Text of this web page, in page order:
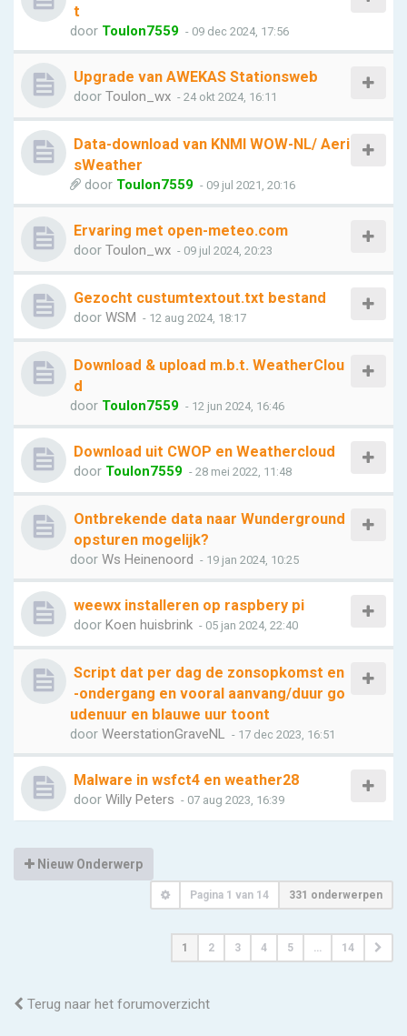
t
door Toulon7559 - 09 dec 2024, 17:56
Upgrade van AWEKAS Stationsweb
door Toulon_wx - 24 okt 2024, 16:11
Data-download van KNMI WOW-NL/ Aeri
sWeather
door Toulon7559 - 09 jul 2021, 20:16
Ervaring met open-meteo.com
door Toulon_wx - 09 jul 2024, 20:23
Gezocht custumtextout.txt bestand
door WSM - 12 aug 2024, 18:17
Download & upload m.b.t. WeatherClou
d
door Toulon7559 - 12 jun 2024, 16:46
Download uit CWOP en Weathercloud
door Toulon7559 - 28 mei 2022, 11:48
Ontbrekende data naar Wunderground
opsturen mogelijk?
door Ws Heinenoord - 19 jan 2024, 10:25
weewx installeren op raspbery pi
door Koen huisbrink - 05 jan 2024, 22:40
Script dat per dag de zonsopkomst en
-ondergang en vooral aanvang/duur go
udenuur en blauwe uur toont
door WeerstationGraveNL - 17 dec 2023, 16:51
Malware in wsfct4 en weather28
door Willy Peters - 07 aug 2023, 16:39
Nieuw Onderwerp
Pagina 1 van 14 331 onderwerpen
1 2 3 4 5 … 14
Terug naar het forumoverzicht